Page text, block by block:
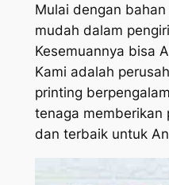
Mulai dengan
mudah dalam
Kesemuannya bisa
Kami adalah
printing
tenaga memberikan
dan terbaik untuk